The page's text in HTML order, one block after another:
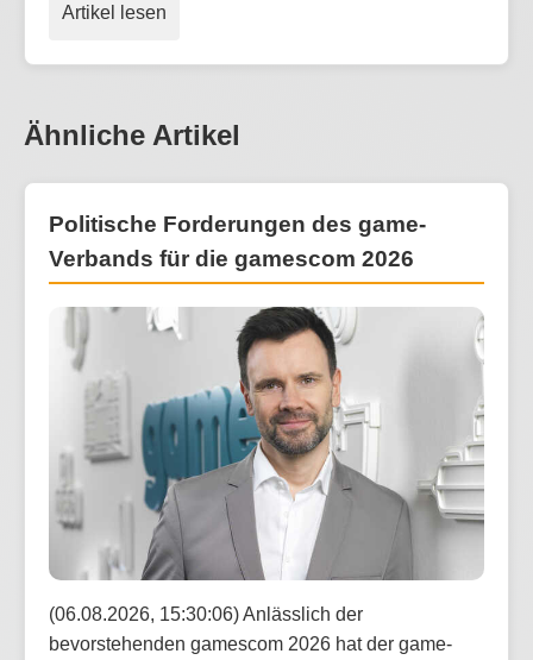
Artikel lesen
Ähnliche Artikel
Politische Forderungen des game-
Verbands für die gamescom 2026
(06.08.2026, 15:30:06) Anlässlich der
bevorstehenden gamescom 2026 hat der game-